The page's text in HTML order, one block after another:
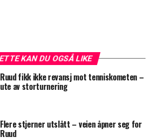
KAN DU OGSÅ LIKE
Ruud fikk ikke revansj mot tenniskometen –
ute av storturnering
Flere stjerner utslått – veien åpner seg for
Ruud